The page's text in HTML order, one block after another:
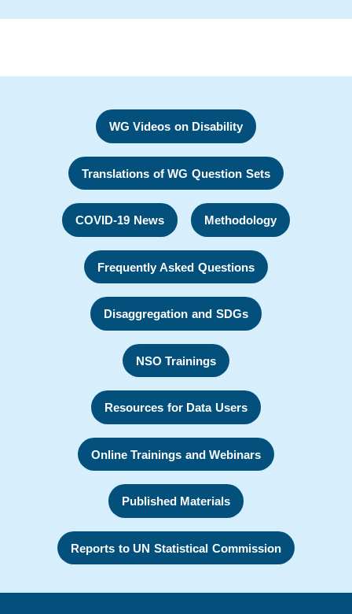
WG Videos on Disability
Translations of WG Question Sets
COVID-19 News Methodology
Frequently Asked Questions
Disaggregation and SDGs
NSO Trainings
Resources for Data Users
Online Trainings and Webinars
Published Materials
Reports to UN Statistical Commission